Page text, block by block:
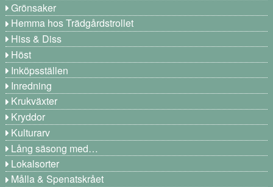
Grönsaker
Hemma hos Trädgårdstrollet
Hiss & Diss
Höst
Inköpsställen
Inredning
Krukväxter
Kryddor
Kulturarv
Lång säsong med…
Lokalsorter
Målla & Spenatskrået